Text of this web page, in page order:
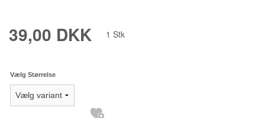
39,00 DKK 1 Stk
Vælg Størrelse